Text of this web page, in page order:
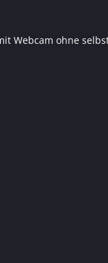
Webcam ohne